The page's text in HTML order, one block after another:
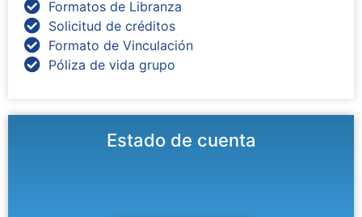
Formatos de Libranza
Solicitud de créditos
Formato de Vinculación
Póliza de vida grupo
Estado de cuenta